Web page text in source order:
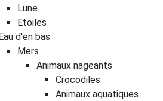
Lune
Etoiles
d'en bas
Mers
Animaux nageants
Crocodiles
Animaux aquatiques